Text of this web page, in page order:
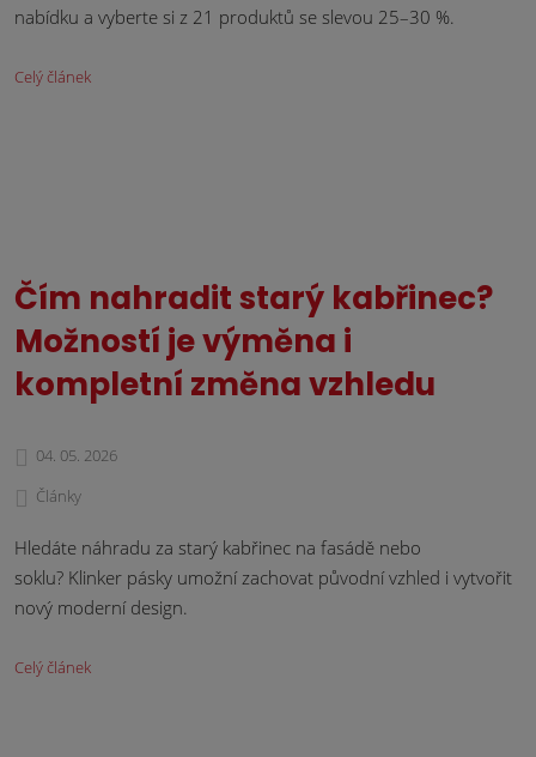
nabídku a vyberte si z 21 produktů se slevou 25–30 %.
Celý článek
Čím nahradit starý kabřinec?
Možností je výměna i
kompletní změna vzhledu
04. 05. 2026
Články
Hledáte náhradu za starý kabřinec na fasádě nebo
soklu? Klinker pásky umožní zachovat původní vzhled i vytvořit
nový moderní design.
Celý článek